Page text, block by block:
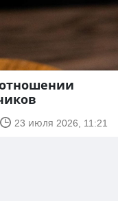
23 июля 2026, 11:21